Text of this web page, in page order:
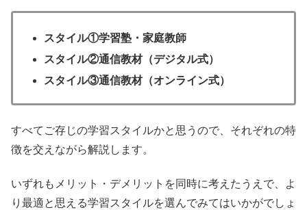
スタイル①学習塾・家庭教師
スタイル②通信教材（デジタル式）
スタイル③通信教材（オンライン式）
すべてご存じの学習スタイルかと思うので、それぞれの特
徴を交えながら解説します。
いずれもメリット・デメリットを同時に考えたうえで、よ
り最適と思える学習スタイルを選んでみてはいかがでしょ